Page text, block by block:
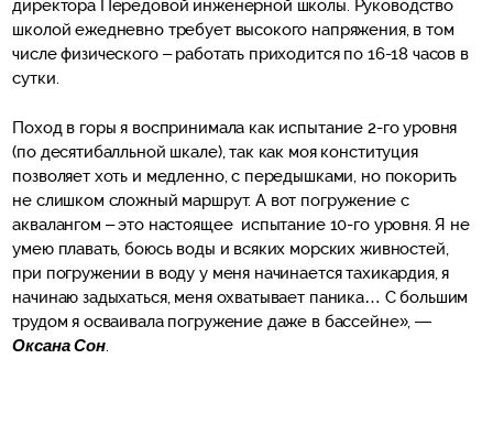
директора Передовой инженерной школы. Руководство
школой ежедневно требует высокого напряжения, в том
числе физического – работать приходится по 16-18 часов в
сутки.
Поход в горы я воспринимала как испытание 2-го уровня
(по десятибалльной шкале), так как моя конституция
позволяет хоть и медленно, с передышками, но покорить
не слишком сложный маршрут. А вот погружение с
аквалангом – это настоящее испытание 10-го уровня. Я не
умею плавать, боюсь воды и всяких морских живностей,
при погружении в воду у меня начинается тахикардия, я
начинаю задыхаться, меня охватывает паника… С большим
трудом я осваивала погружение даже в бассейне», —
Оксана Сон.